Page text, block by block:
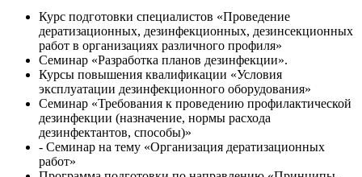
Курс подготовки специалистов «Проведение
дератизационных, дезинфекционных, дезинсекционных
работ в организациях различного профиля»
Семинар «Разработка планов дезинфекции».
Курсы повышения квалификации «Условия
эксплуатации дезинфекционного оборудования»
Семинар «Требования к проведению профилактической
дезинфекции (назначение, нормы расхода
дезинфектантов, способы)»
- Семинар на тему «Организация дератизационных
работ»